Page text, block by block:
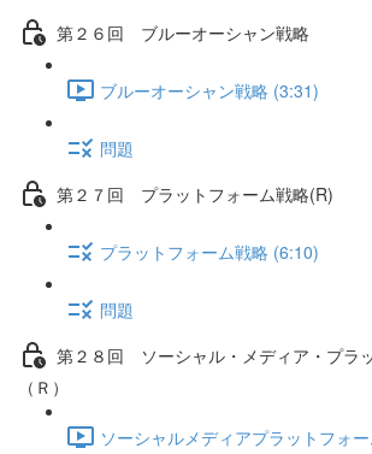
第２６回 ブルーオーシャン戦略
ブルーオーシャン戦略 (3:31)
問題
第２７回 プラットフォーム戦略(R)
プラットフォーム戦略 (6:10)
問題
第２８回 ソーシャル・メディア・プラ
（Ｒ）
ソーシャルメディアプラットフォ